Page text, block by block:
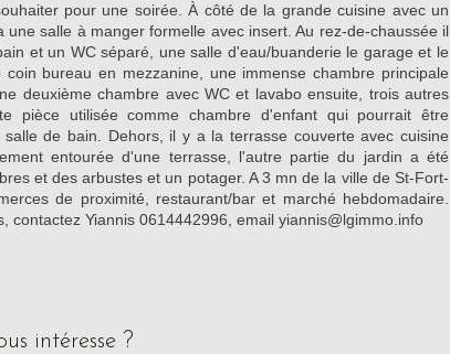
pour une soirée. À côté de la grande cuisine avec un
une salle à manger formelle avec insert. Au rez-de-chaussée il
et un WC séparé, une salle d'eau/buanderie le garage et le
bureau en mezzanine, une immense chambre principale
deuxième chambre avec WC et lavabo ensuite, trois autres
pièce utilisée comme chambre d'enfant qui pourrait être
de bain. Dehors, il y a la terrasse couverte avec cuisine
entourée d'une terrasse, l'autre partie du jardin a été
et des arbustes et un potager. A 3 mn de la ville de St-Fort-
de proximité, restaurant/bar et marché hebdomadaire.
contactez Yiannis 0614442996, email yiannis@lgimmo.info
intéresse ?